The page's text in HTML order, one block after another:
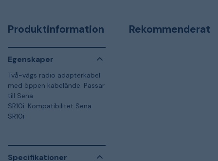
Produktinformation
Egenskaper
Två-vägs radio adapterkabel
med öppen kabelände. Passar
till Sena
SR10i. Kompatibilitet Sena
SR10i
Specifikationer
Rekommenderat